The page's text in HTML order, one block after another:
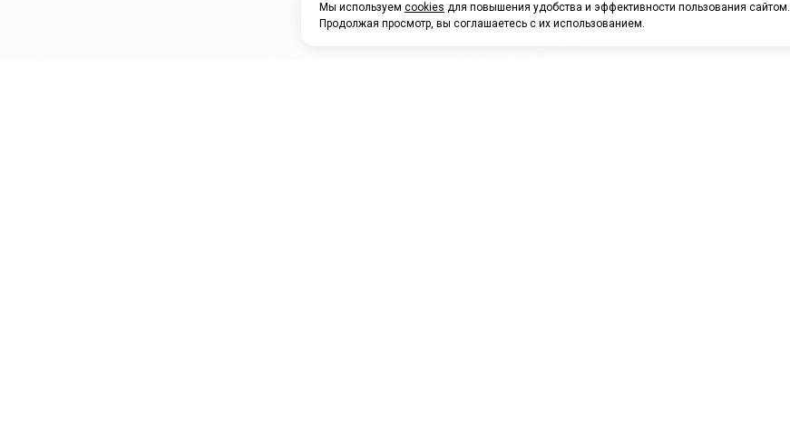
Мы используем cookies для повышения удобства и эффективности пользования сайтом.
Продолжая просмотр, вы соглашаетесь с их использованием.